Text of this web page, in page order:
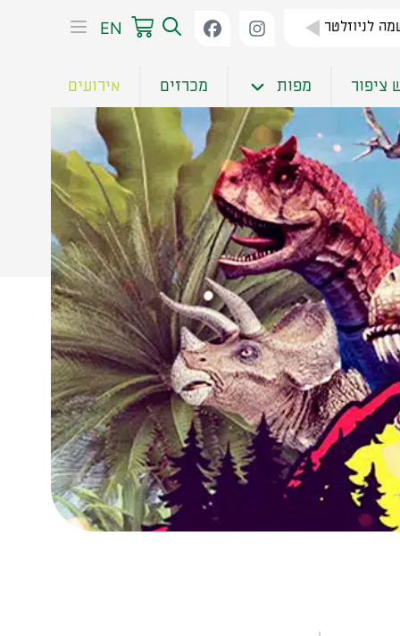
לניוזלטר EN
ציפור מפות מכרזים אירועים